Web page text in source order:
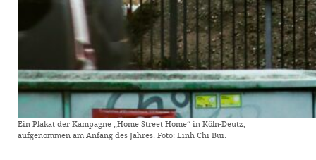
Ein Plakat der Kampagne „Home Street Home“ in Köln-Deutz,
aufgenommen am Anfang des Jahres. Foto: Linh Chi Bui.